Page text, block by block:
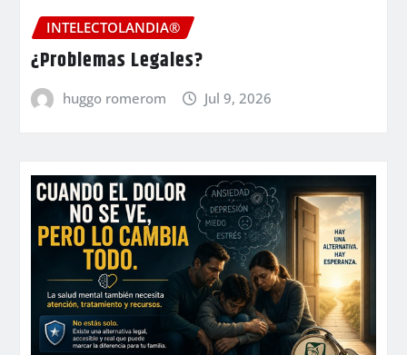
INTELECTOLANDIA®
¿Problemas Legales?
huggo romerom Jul 9, 2026